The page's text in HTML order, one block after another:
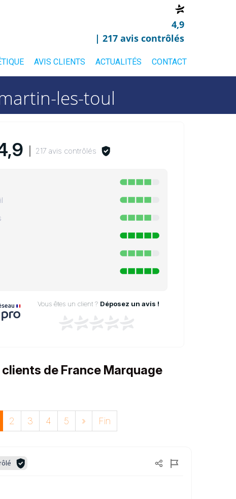
4,9
| 217 avis contrôlés
AVIS CLIENTS ACTUALITÉS CONTACT
les-toul
217 avis contrôlés
Vous êtes un client ? Déposez un avis !
de France Marquage
2 3 4 5 » Fin